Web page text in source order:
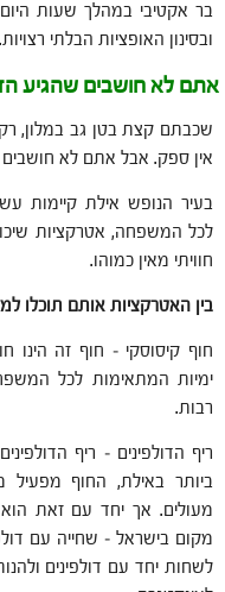
בר אקטיבי במהלך שעות
ובסינון האופציות הבלתי רצויות.
אתם לא חושבים שהגיע
שכבתם קצת בטן גב במלון,
אין ספק. אבל אתם לא
בעיר הנופש אילת קיימות
לכל המשפחה, אטרקציות
חוויתי מאין כמוהו.
בין האטרקציות אותם תוכלו
חוף קיסוסקי – חוף זה
ימיות המתאימות לכל
רבות.
ריף הדולפינים – ריף
ביותר באילת, החוף מפעיל
מעולים. אך יחד עם זאת
מקום בישראל – שחייה עם
לשחות יחד עם דולפינים